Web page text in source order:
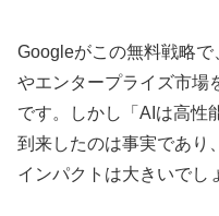
Googleがこの無料戦略
やエンタープライズ市場
です。しかし「AIは高性
到来したのは事実であり
インパクトは大きいでし